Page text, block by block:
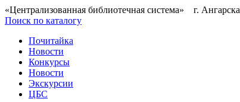
«Централизованная библиотечная система» г. Ангарска
Поиск по каталогу
Почитайка
Новости
Конкурсы
Новости
Экскурсии
ЦБС